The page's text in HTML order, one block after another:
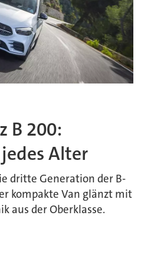
B 200:
Alter
dritte Generation der B-
kompakte Van glänzt mit
aus der Oberklasse.